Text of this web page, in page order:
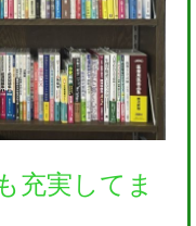
充実してま